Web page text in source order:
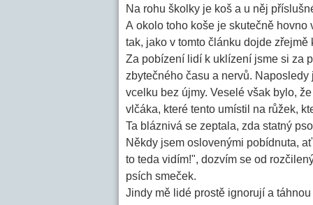
Na rohu školky je koš a u něj
A okolo toho koše je skutečně
tak, jako v tomto článku dojde
Za pobízení lidí k uklízení jsme si za
zbytečného času a nervů.
vcelku bez újmy. Veselé však bylo,
vlčáka, které tento umístil na růžek,
Ta bláznivá se zeptala, zda statný
Někdy jsem oslovenými pobídnuta,
to teda vidím!", dozvím se od
psích smeček.
Jindy mě lidé prostě ignorují a